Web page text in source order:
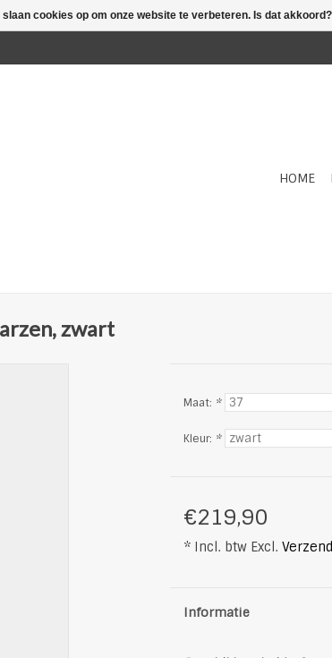
HOME
zwart
Maat: *
Kleur: *
€219,90
* Incl. btw Excl.
Informatie
slaan cookies op om onze website te verbeteren. Is dat akkoord?